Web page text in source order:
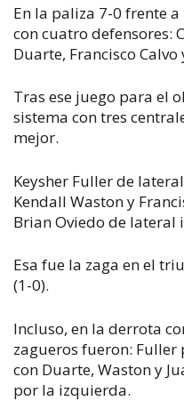
En la paliza 7-0 frente a
con cuatro defensores:
Duarte, Francisco Calvo
Tras ese juego para el
sistema con tres
mejor.
Keysher Fuller de
Kendall Waston y
Brian Oviedo de lateral
Esa fue la zaga en el
(1-0).
Incluso, en la derrota
zagueros fueron: Fuller
con Duarte, Waston y
por la izquierda.